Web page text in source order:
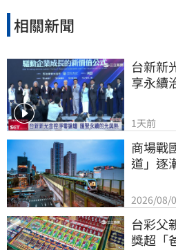
相關新聞
台新新
享永續
1天前
商場戰
道」逐
2026/08/
台彩父
獎超「